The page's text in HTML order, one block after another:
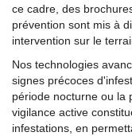
ce cadre, des
prévention sont mis à
intervention sur le
Nos technologies
signes précoces
période nocturne ou la
vigilance active
infestations, en